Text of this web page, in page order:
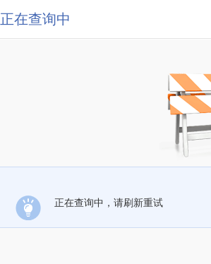
正在查询中
正在查询中，请刷新重试